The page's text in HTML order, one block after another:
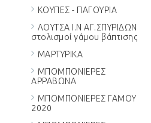
ΚΟΥΠΕΣ - ΠΑΓΟΥΡΙΑ
ΛΟΥΤΣΑ Ι.Ν ΑΓ.ΣΠΥΡΙΔΩΝ
στολισμοί γάμου βάπτισης
ΜΑΡΤΥΡΙΚΑ
ΜΠΟΜΠΟΝΙΕΡΕΣ
ΑΡΡΑΒΩΝΑ
ΜΠΟΜΠΟΝΙΕΡΕΣ ΓΑΜΟΥ
2020